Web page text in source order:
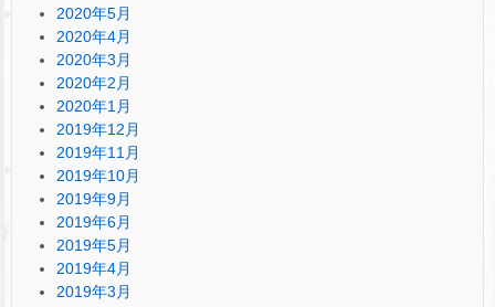
2020年5月
2020年4月
2020年3月
2020年2月
2020年1月
2019年12月
2019年11月
2019年10月
2019年9月
2019年6月
2019年5月
2019年4月
2019年3月